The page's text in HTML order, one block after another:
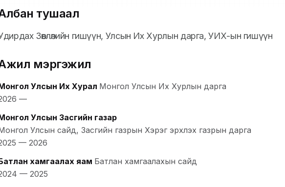
тушаал
Зөвлөлийн гишүүн, Улсын Их Хурлын дарга, УИХ-ын гишүүн
мэргэжил
Улсын Их Хурал Монгол Улсын Их Хурлын дарга
—
Улсын Засгийн газар
Улсын сайд, Засгийн газрын Хэрэг эрхлэх газрын дарга
— 2026
хамгаалах яам Батлан хамгаалахын сайд
— 2025